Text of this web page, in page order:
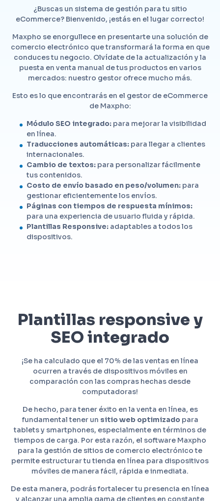
¿Buscas un sistema de gestión para tu sitio
eCommerce? Bienvenido, ¡estás en el lugar correcto!
Maxpho se enorgullece en presentarte una solución de
comercio electrónico que transformará la forma en que
conduces tu negocio. Olvídate de la actualización y la
puesta en venta manual de tus productos en varios
mercados: nuestro gestor ofrece mucho más.
Esto es lo que encontrarás en el gestor de eCommerce
de Maxpho:
Módulo SEO integrado: para mejorar la visibilidad
en línea.
Traducciones automáticas: para llegar a clientes
internacionales.
Cambio de textos: para personalizar fácilmente
tus contenidos.
Costo de envío basado en peso/volumen: para
gestionar eficientemente los envíos.
Páginas con tiempos de respuesta mínimos:
para una experiencia de usuario fluida y rápida.
Plantillas Responsive: adaptables a todos los
dispositivos.
Plantillas responsive y
SEO integrado
¡Se ha calculado que el 70% de las ventas en línea
ocurren a través de dispositivos móviles en
comparación con las compras hechas desde
computadoras!
De hecho, para tener éxito en la venta en línea, es
fundamental tener un sitio web optimizadopara
tablets y smartphones, especialmente en términos de
tiempos de carga. Por esta razón, el software Maxpho
para la gestión de sitios de comercio electrónico te
permite estructurar tu tienda en línea para dispositivos
móviles de manera fácil, rápida e inmediata.
De esta manera, podrás fortalecer tu presencia en línea
y alcanzar una amplia gama de clientes en constante